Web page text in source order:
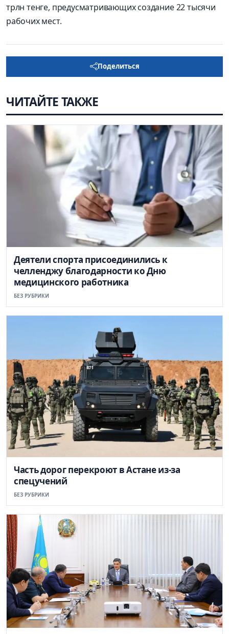
трлн тенге, предусматривающих создание 22 тысячи
рабочих мест.
Поделиться
ЧИТАЙТЕ ТАКЖЕ
Деятели спорта присоединились к
челленджу благодарности ко Дню
медицинского работника
БЕЗ РУБРИКИ
Часть дорог перекроют в Астане из-за
спецучений
БЕЗ РУБРИКИ